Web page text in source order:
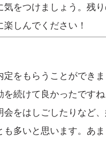
気をつけましょう。残
しんでください！
定をもらうことができ
を続けて良かったです
会をはしごしたりなど
も多いと思います。あ